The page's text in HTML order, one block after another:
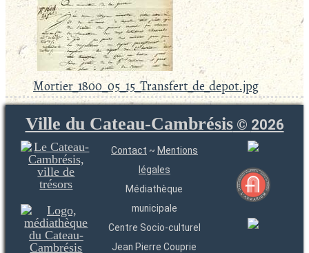
Mortier_1800_05_15_Transfert_de_depot.jpg
Ville du Cateau-Cambrésis© 2026
Contact ~ Mentions
légales
Médiathèque
municipale
Centre Socio-culturel
Jean Pierre Couprie